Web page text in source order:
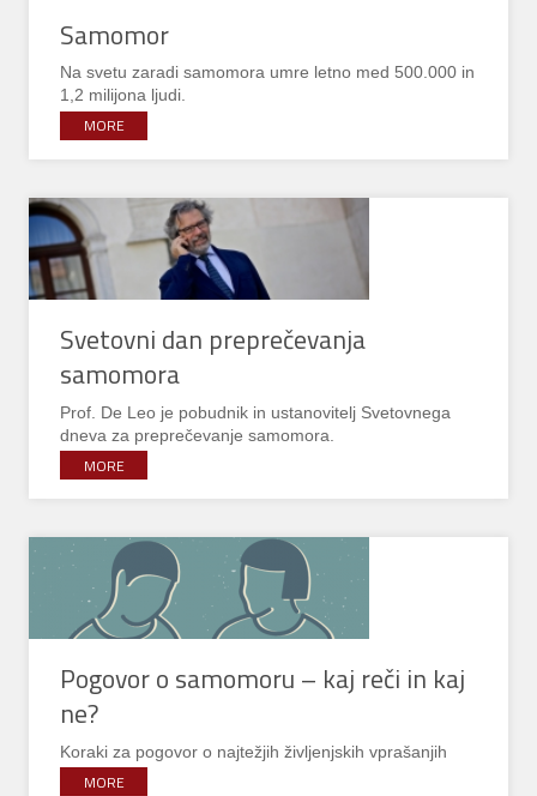
Samomor
Na svetu zaradi samomora umre letno med 500.000 in
1,2 milijona ljudi.
MORE
Svetovni dan preprečevanja
samomora
Prof. De Leo je pobudnik in ustanovitelj Svetovnega
dneva za preprečevanje samomora.
MORE
Pogovor o samomoru – kaj reči in kaj
ne?
Koraki za pogovor o najtežjih življenjskih vprašanjih
MORE